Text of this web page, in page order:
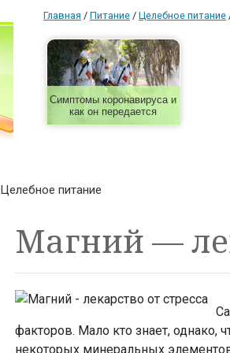
Главная / Питание / Целебное питание
Симптомы коронавируса и
как он передается
Целебное питание
Магний —
факторов. Мало кто знает, однако,
некоторых минеральных